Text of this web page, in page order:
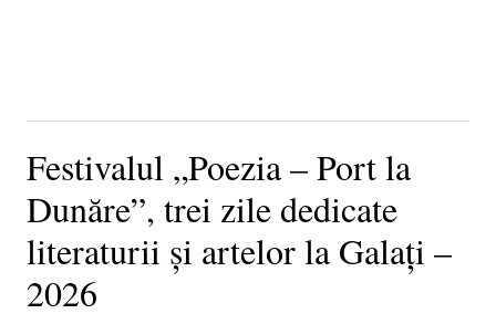
Festivalul „Poezia – Port la
Dunăre”, trei zile dedicate
literaturii și artelor la Galați –
2026